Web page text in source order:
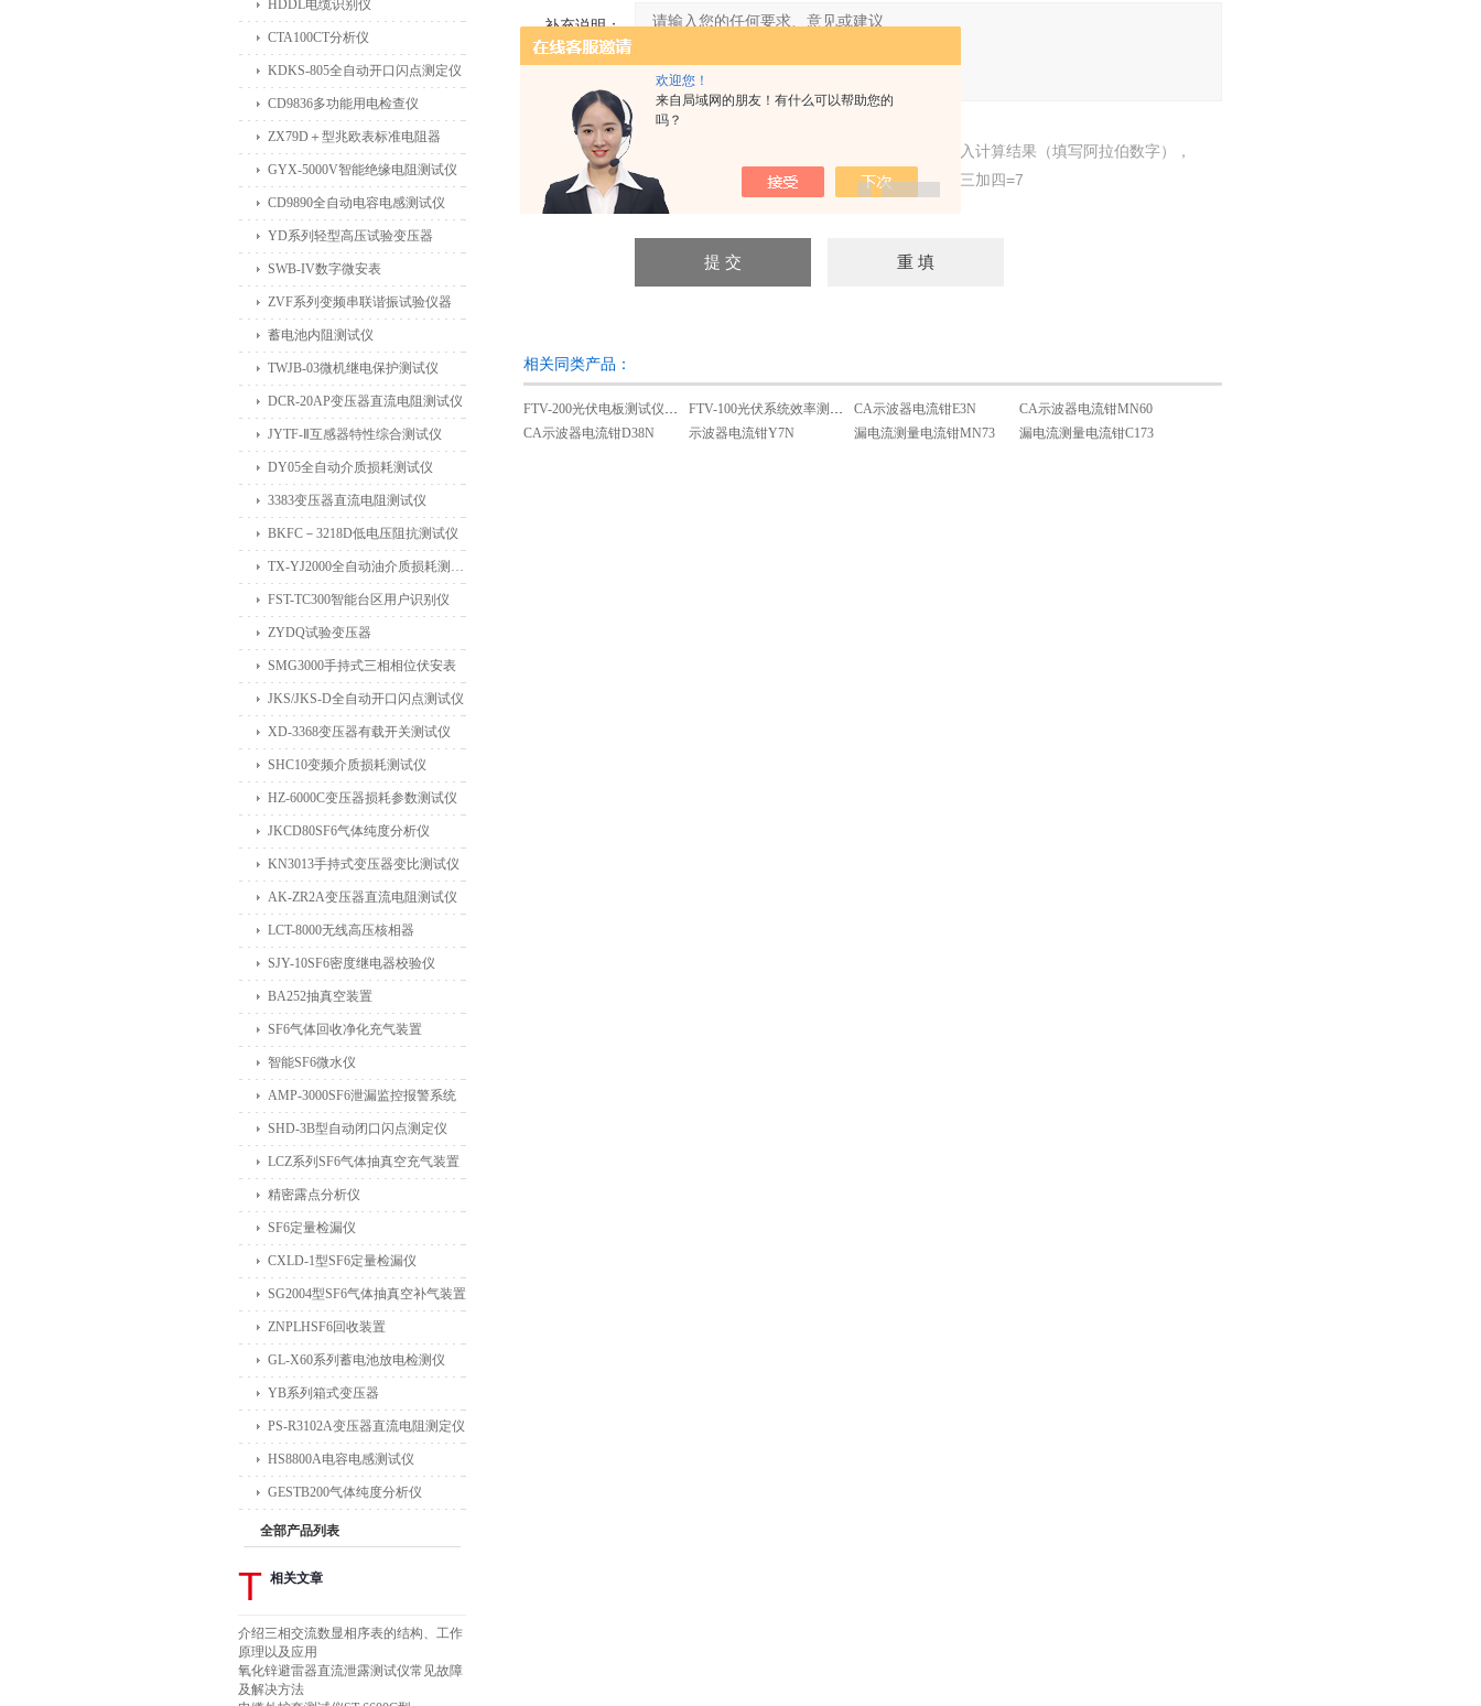
欢迎您！
来自局域网的朋友！有什么可以帮助您的
吗？
补充说明：
验证码：
请输入计算结果（填写阿拉伯数字），
如：三加四=7
相关同类产品：
FTV-200光伏电板测试仪（I-V曲线） FTV-100光伏系统效率测试仪 CA示波器电流钳E3N
CA示波器电流钳MN60
CA示波器电流钳D38N
示波器电流钳Y7N 漏电流测量电流钳MN73 漏电流测量电流钳C173
HDDL电缆识别仪
CTA100CT分析仪
KDKS-805全自动开口闪点测定仪
CD9836多功能用电检查仪
ZX79D＋型兆欧表标准电阻器
GYX-5000V智能绝缘电阻测试仪
CD9890全自动电容电感测试仪
YD系列轻型高压试验变压器
SWB-IV数字微安表
ZVF系列变频串联谐振试验仪器
蓄电池内阻测试仪
TWJB-03微机继电保护测试仪
DCR-20AP变压器直流电阻测试仪
JYTF-Ⅱ互感器特性综合测试仪
DY05全自动介质损耗测试仪
3383变压器直流电阻测试仪
BKFC－3218D低电压阻抗测试仪
TX-YJ2000全自动油介质损耗测试仪
FST-TC300智能台区用户识别仪
ZYDQ试验变压器
SMG3000手持式三相相位伏安表
JKS/JKS-D全自动开口闪点测试仪
XD-3368变压器有载开关测试仪
SHC10变频介质损耗测试仪
HZ-6000C变压器损耗参数测试仪
JKCD80SF6气体纯度分析仪
KN3013手持式变压器变比测试仪
AK-ZR2A变压器直流电阻测试仪
LCT-8000无线高压核相器
SJY-10SF6密度继电器校验仪
BA252抽真空装置
SF6气体回收净化充气装置
智能SF6微水仪
AMP-3000SF6泄漏监控报警系统
SHD-3B型自动闭口闪点测定仪
LCZ系列SF6气体抽真空充气装置
精密露点分析仪
SF6定量检漏仪
CXLD-1型SF6定量检漏仪
SG2004型SF6气体抽真空补气装置
ZNPLHSF6回收装置
GL-X60系列蓄电池放电检测仪
YB系列箱式变压器
PS-R3102A变压器直流电阻测定仪
HS8800A电容电感测试仪
GESTB200气体纯度分析仪
全部产品列表
T 相关文章
介绍三相交流数显相序表的结构、工作
原理以及应用
氧化锌避雷器直流泄露测试仪常见故障
及解决方法